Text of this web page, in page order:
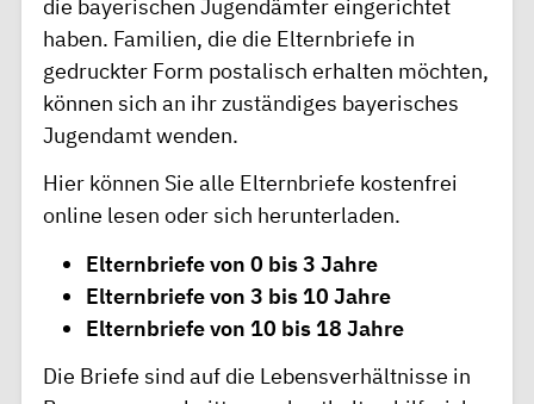
die bayerischen Jugendämter eingerichtet
haben. Familien, die die Elternbriefe in
gedruckter Form postalisch erhalten möchten,
können sich an ihr zuständiges bayerisches
Jugendamt wenden.
Hier können Sie alle Elternbriefe kostenfrei
online lesen oder sich herunterladen.
Elternbriefe von 0 bis 3 Jahre
Elternbriefe von 3 bis 10 Jahre
Elternbriefe von 10 bis 18 Jahre
Die Briefe sind auf die Lebensverhältnisse in